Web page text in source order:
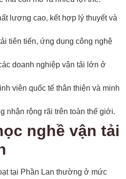
lượng cao, kết hợp lý thuyết và
tiên tiến, ứng dụng công nghệ
doanh nghiệp vận tải lớn ở
viên quốc tế thân thiện và minh
nhận rộng rãi trên toàn thế giới.
nghề vận tải
tại Phần Lan thường ở mức